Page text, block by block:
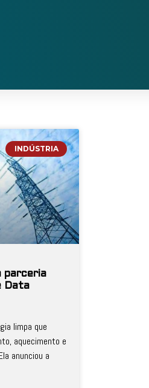
INDÚSTRIA
parceria
Data
limpa que
aquecimento e
anunciou a